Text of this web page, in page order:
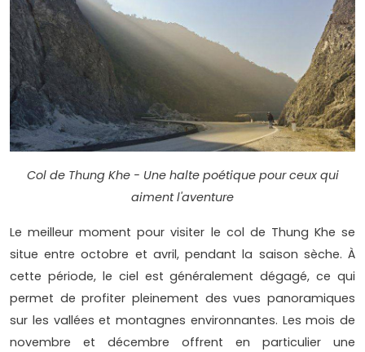
Col de Thung Khe - Une halte poétique pour ceux qui
aiment l'aventure
Le meilleur moment pour visiter le col de Thung Khe se
situe entre octobre et avril, pendant la saison sèche. À
cette période, le ciel est généralement dégagé, ce qui
permet de profiter pleinement des vues panoramiques
sur les vallées et montagnes environnantes. Les mois de
novembre et décembre offrent en particulier une